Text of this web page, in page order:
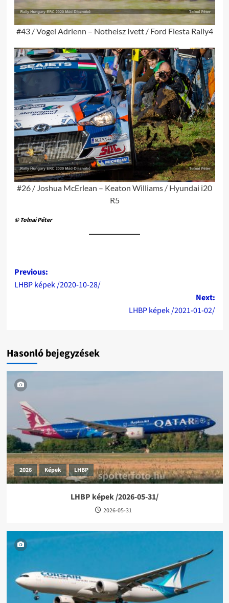
#43 / Vogel Adrienn – Notheisz Ivett / Ford Fiesta Rally4
#26 / Joshua McErlean – Keaton Williams / Hyundai i20
R5
© Tolnai Péter
Post
navigation
Previous:
LHBP képek /2020-10-28/
Next:
LHBP képek /2021-01-02/
Hasonló bejegyzések
2026 Képek LHBP
LHBP képek /2026-05-31/
2026-05-31